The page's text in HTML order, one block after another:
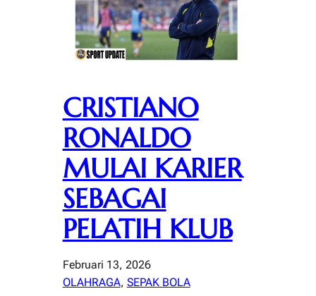
CRISTIANO
RONALDO
MULAI KARIER
SEBAGAI
PELATIH KLUB
Februari 13, 2026
OLAHRAGA, SEPAK BOLA